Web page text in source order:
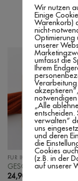
FÜR IHN
GESCHENKSET
24,90
Wir nutzen
Einige
Warenkorb)
nicht-
Optimierung
unserer
umfasst die
Ihrem
„Alle
entscheiden.
verwalten“
uns
und deren
die
Cookies
(z.B. in der
auf unserer